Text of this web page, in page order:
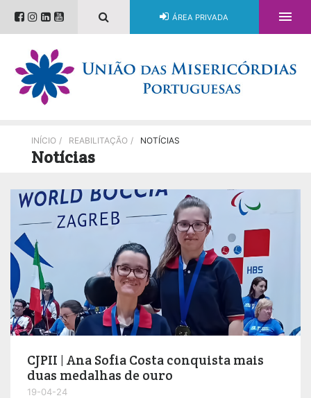
ÁREA PRIVADA 
INÍCIO / REABILITAÇÃO / NOTÍCIAS
Notícias
CJPII | Ana Sofia Costa conquista mais
duas medalhas de ouro
19-04-24